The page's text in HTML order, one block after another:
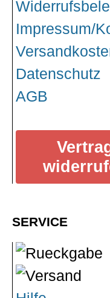
Impressum/
Datenschutz
AGB
SERVICE